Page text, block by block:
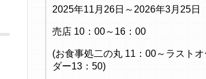
2025年11月26日～2026年3月25日
売店 10：00～16：00
(お食事処二の丸 11：00～ラストオ
ダー13：50)